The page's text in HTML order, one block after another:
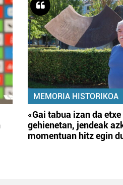
MEMORIA HISTORIKOA
«Gai tabua izan da etxe
gehienetan, jendeak
momentuan hitz egin